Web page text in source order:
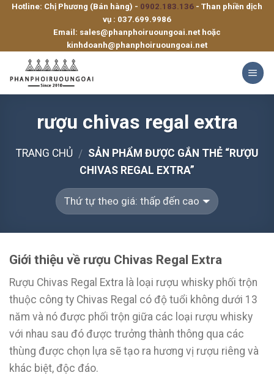
SkipHotline: Chị Phương (Bán hàng) - 0902.183.136 - Than phiền dịch
vụ : 037.699.9986
Email: sales@phanphoiruoungoai.net hoặc
kinhdoanh@phanphoiruoungoai.net
rượu chivas regal extra
TRANG CHỦ / SẢN PHẨM ĐƯỢC GẮN THẺ “RƯỢU
CHIVAS REGAL EXTRA”
Giới thiệu về rượu Chivas Regal Extra
Rượu Chivas Regal Extra là loại rượu whisky phối trộn
thuộc công ty Chivas Regal có độ tuổi không dưới 13
năm và nó được phối trộn giữa các loại rượu whisky
với nhau sau đó được trưởng thành thông qua các
thùng được chọn lựa sẽ tạo ra hương vị rượu riêng và
khác biệt, độc đáo.